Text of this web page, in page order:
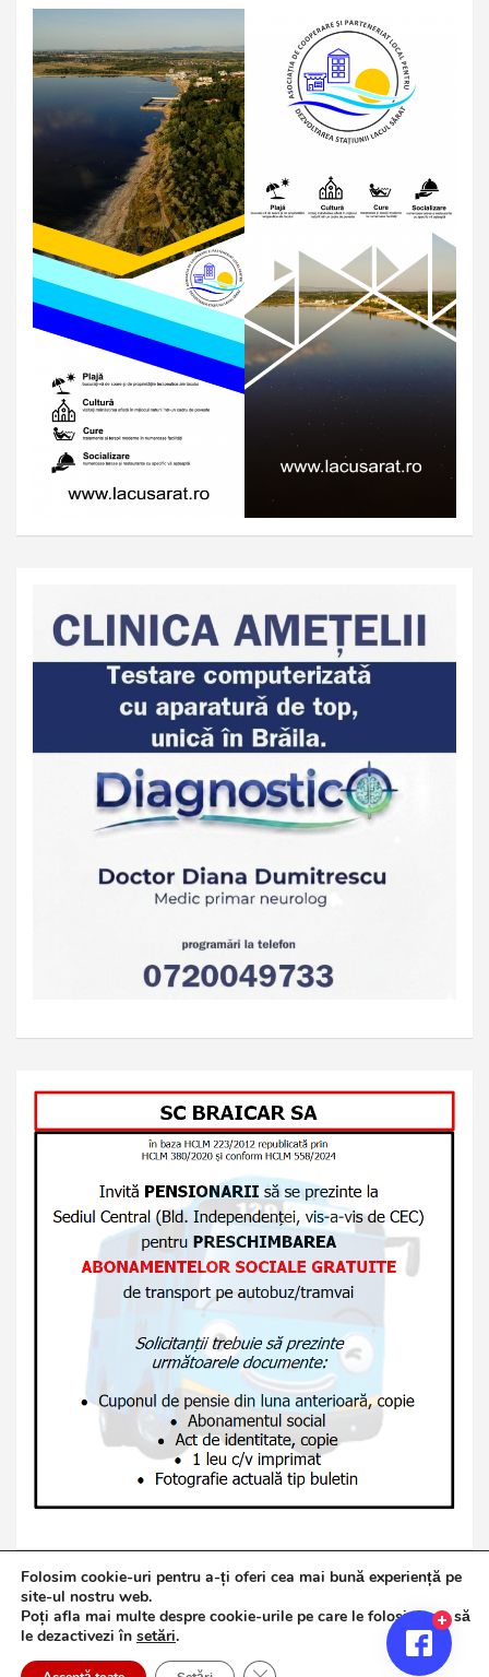
Copyright © 2026Jurnalul de Brăila
Politică de confidențialitate
Theme Horse
Folosim cookie-uri pentru a-ți oferi cea mai bună experiență pe
site-ul nostru web.
Poți afla mai multe despre cookie-urile pe care le folosim sau să
le dezactivezi în setări.
Close GDPR Cookie Banner